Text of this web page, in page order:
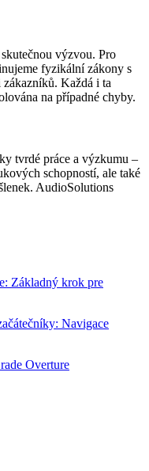
výzvou. Pro
fyzikální zákony s
Každá i ta
na případné chyby.
tvrdé práce a výzkumu –
schopností, ale také
AudioSolutions
Základný krok pre
Navigace
Overture